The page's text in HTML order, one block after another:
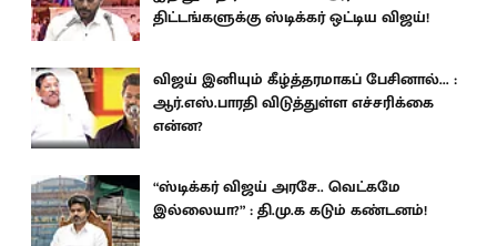
திட்டங்களுக்கு ஸ்டிக்கர் ஒட்டிய விஜய்!
விஜய் இனியும் கீழ்த்தரமாகப் பேசினால்... :
ஆர்.எஸ்.பாரதி விடுத்துள்ள எச்சரிக்கை
என்ன?
“ஸ்டிக்கர் விஜய் அரசே.. வெட்கமே
இல்லையா?” : தி.மு.க கடும் கண்டனம்!